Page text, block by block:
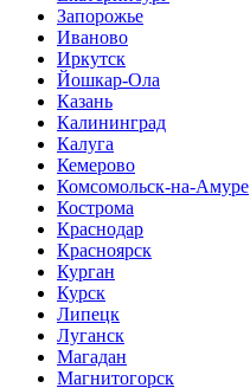
Запорожье
Иваново
Иркутск
Йошкар-Ола
Казань
Калининград
Калуга
Кемерово
Комсомольск-на-Амуре
Кострома
Краснодар
Красноярск
Курган
Курск
Липецк
Луганск
Магадан
Магнитогорск